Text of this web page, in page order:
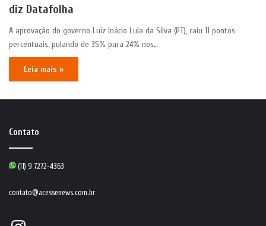
diz Datafolha
A aprovação do governo Luiz Inácio Lula da Silva (PT), caiu 11 pontos
percentuais, pulando de 35% para 24% nos…
Leia mais »
Contato
(11) 9 7272-4363
contato@acessenews.com.br
Instagram